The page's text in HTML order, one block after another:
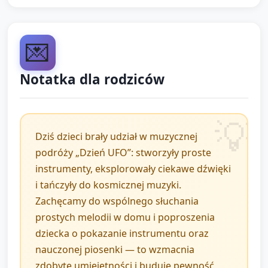
własnymi instrumentami (ciche/głośne,
Gra rytmiczna „Respondowanie” (5 min): opiekun
D. Ruchowa improwizacja — Lot
UFO (10 minut)
Przygotowanie przestrzeni (1 min): wyznaczyć
bezpieczne miejsce do ruchu.
Lot (9 min): do zmiennej muzyki dzieci poruszają się
po sali jak UFO — szybkie fragmenty = szybkie
💌
Notatka dla rodziców
Dziś dzieci brały udział w muzycznej
podróży „Dzień UFO”: stworzyły proste
instrumenty, eksplorowały ciekawe dźwięki
i tańczyły do kosmicznej muzyki.
Zachęcamy do wspólnego słuchania
prostych melodii w domu i poproszenia
dziecka o pokazanie instrumentu oraz
nauczonej piosenki — to wzmacnia
zdobyte umiejętności i buduje pewność